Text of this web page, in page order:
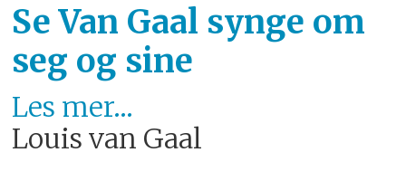
Se Van Gaal synge om
seg og sine
Les mer...
Louis van Gaal